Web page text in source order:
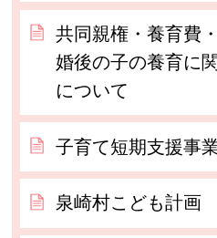
共同親権・養育費
婚後の子の養育に
について
子育て短期支援事
泉崎村こども計画